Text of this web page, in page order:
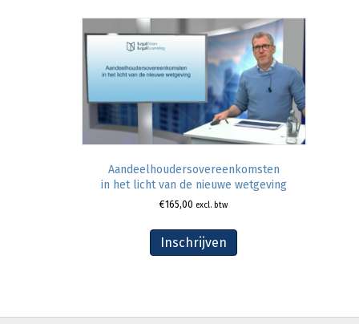
Aandeelhoudersovereenkomsten
in het licht van de nieuwe wetgeving
€165,00 excl. btw
Inschrijven